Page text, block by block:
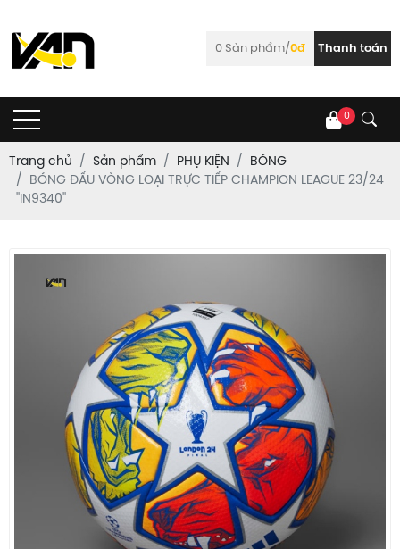
0 Sản phẩm/0đ Thanh toán
0
Trang chủ Sản phẩm PHỤ KIỆN
BÓNG
BÓNG ĐẤU VÒNG LOẠI TRỰC TIẾP CHAMPION LEAGUE 23/24
''IN9340''